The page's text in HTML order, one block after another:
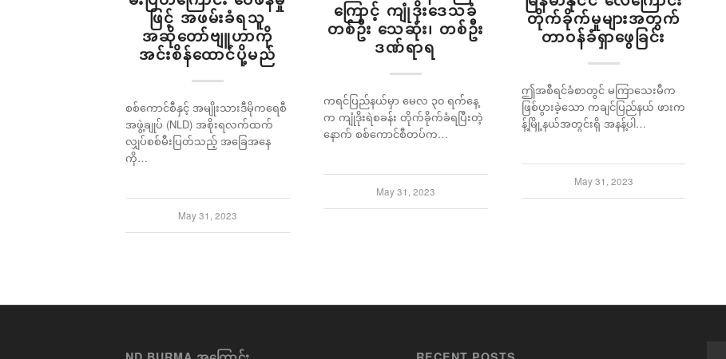
ဖြင့် အဖမ်းခံရသူ
အဆိုတော်ဗျူဟာကို
အင်းစိန်ထောင်ပို့မည်
စစ်ကောင်စီနှင့် အမျိုးသားဒီမိုကရေစီ
အဖွဲ့ချုပ် (NLD) အစိုးရလက်ထက်
လျှပ်စစ်မီးပြတ်သည့် အခြေအနေ
ကို…
May 31, 2023
ကြောင့် ကျုံဒိုးဒေသခံ
တစ်ဦး သေဆုံး၊ တစ်ဦး
ဒဏ်ရာရ
ကရင်ပြည်နယ်မှာ မေလ ၃၀ ရက်နေ့
က ကျုံဒိုးရဲစခန်း တိုက်ခိုက်ခံရပြီးတဲ့
နောက် စစ်ကောင်စီတပ်က…
May 31, 2023
တိုက်ခိုက်မှုများအတွက်
တာဝန်ခံရှာဖွေခြင်း
ဤအစီရင်ခံစာတွင် မကြာသေးမီက
ဖြစ်ပွားခဲ့သော ကချင်ပြည်နယ် ဖားက
န့်မြို့နယ်အတွင်းရှိ အနန့်ပါ…
May 31, 2023